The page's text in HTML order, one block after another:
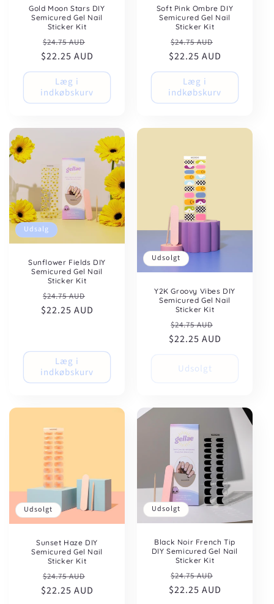
Gold Moon Stars DIY
Semicured Gel Nail
Sticker Kit
Normalpris
$24.75 AUD
$22.25 AUD
Læg i
indkøbskurv
Soft Pink Ombre DIY
Semicured Gel Nail
Sticker Kit
Normalpris
$24.75 AUD
$22.25 AUD
Læg i
indkøbskurv
Udsalg
Sunflower Fields DIY
Semicured Gel Nail
Sticker Kit
Normalpris
$24.75 AUD
$22.25 AUD
Læg i
indkøbskurv
Udsolgt
Y2K Groovy Vibes DIY
Semicured Gel Nail
Sticker Kit
Normalpris
$24.75 AUD
$22.25 AUD
Udsolgt
Udsolgt
Sunset Haze DIY
Semicured Gel Nail
Sticker Kit
Normalpris
$24.75 AUD
$22.25 AUD
Udsolgt
Black Noir French Tip
DIY Semicured Gel Nail
Sticker Kit
Normalpris
$24.75 AUD
$22.25 AUD